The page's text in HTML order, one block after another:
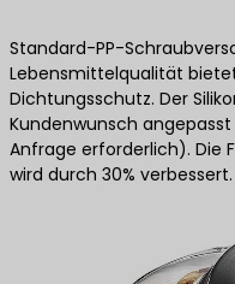
Standard-PP-
Lebensmittelqualität
Dichtungsschutz. Der
Kundenwunsch
Anfrage erforderlich). Die
wird durch 30% verbessert.